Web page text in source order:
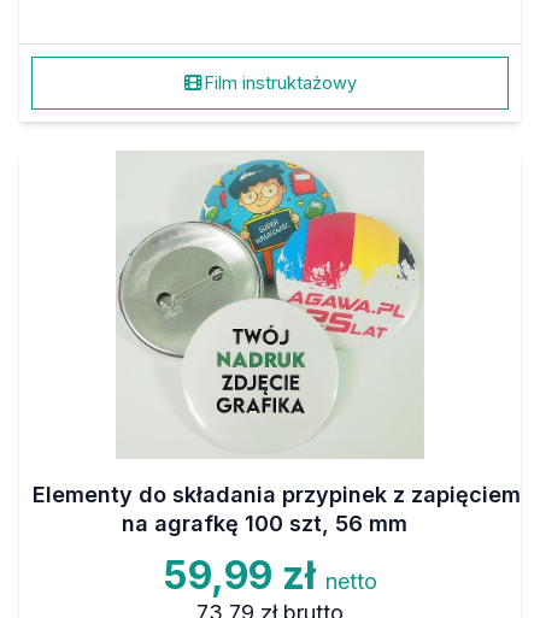
Film instruktażowy
Elementy do składania przypinek z zapięciem
na agrafkę 100 szt, 56 mm
59,99 zł netto
73,79 zł brutto